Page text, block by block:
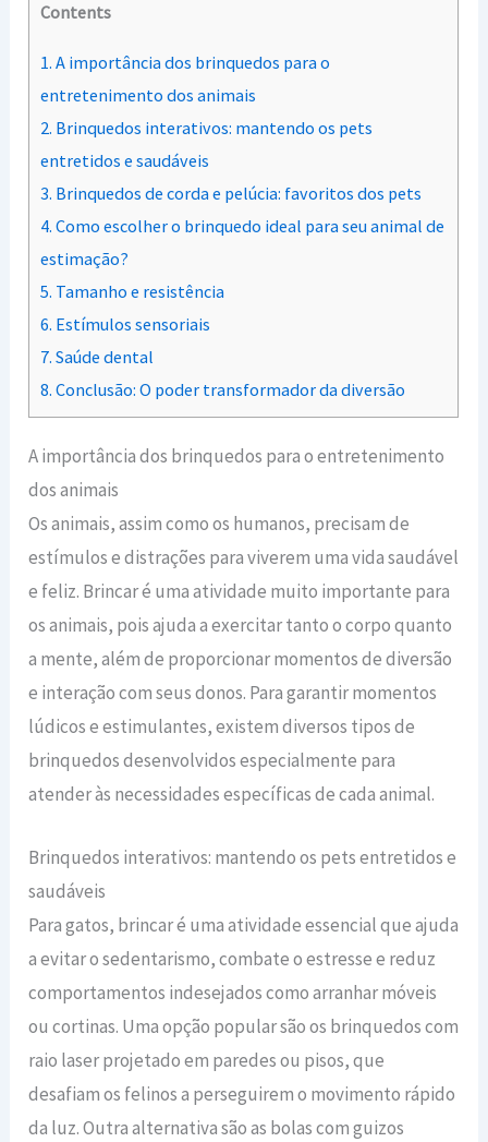
Contents
1. A importância dos brinquedos para o
entretenimento dos animais
2. Brinquedos interativos: mantendo os pets
entretidos e saudáveis
3. Brinquedos de corda e pelúcia: favoritos dos pets
4. Como escolher o brinquedo ideal para seu animal de
estimação?
5. Tamanho e resistência
6. Estímulos sensoriais
7. Saúde dental
8. Conclusão: O poder transformador da diversão
A importância dos brinquedos para o entretenimento
dos animais
Os animais, assim como os humanos, precisam de
estímulos e distrações para viverem uma vida saudável
e feliz. Brincar é uma atividade muito importante para
os animais, pois ajuda a exercitar tanto o corpo quanto
a mente, além de proporcionar momentos de diversão
e interação com seus donos. Para garantir momentos
lúdicos e estimulantes, existem diversos tipos de
brinquedos desenvolvidos especialmente para
atender às necessidades específicas de cada animal.
Brinquedos interativos: mantendo os pets entretidos e
saudáveis
Para gatos, brincar é uma atividade essencial que ajuda
a evitar o sedentarismo, combate o estresse e reduz
comportamentos indesejados como arranhar móveis
ou cortinas. Uma opção popular são os brinquedos com
raio laser projetado em paredes ou pisos, que
desafiam os felinos a perseguirem o movimento rápido
da luz. Outra alternativa são as bolas com guizos